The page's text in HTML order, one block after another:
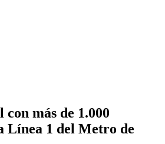
más de 1.000
Línea 1 del Metro de